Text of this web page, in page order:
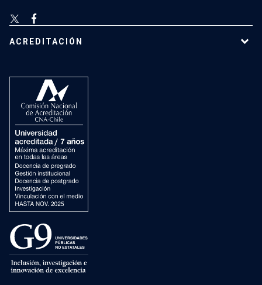
ACREDITACIÓN